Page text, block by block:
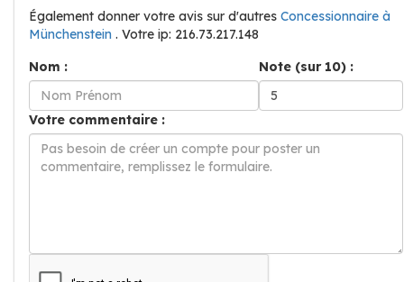
Également donner votre avis sur d'autres Concessionnaire à
Münchenstein . Votre ip: 216.73.217.148
Nom :
Note (sur 10) :
Votre commentaire :